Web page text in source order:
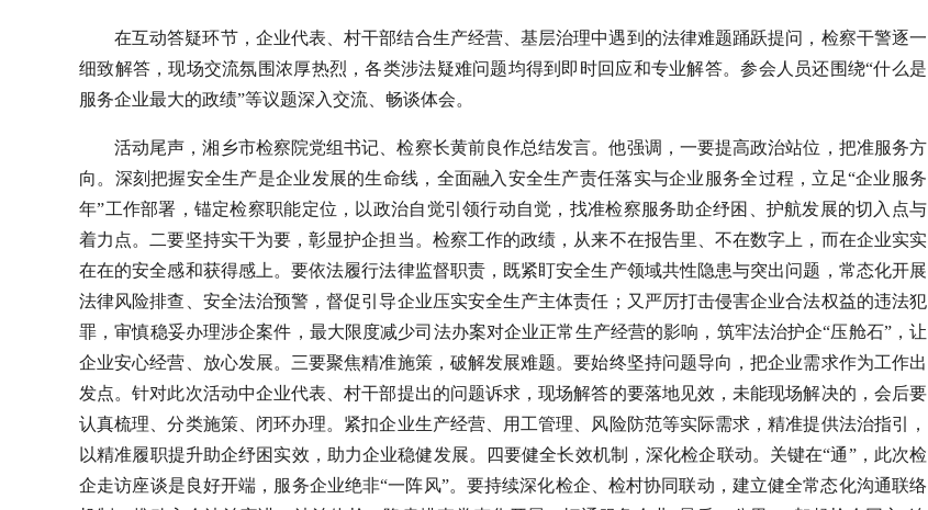
在互动答疑环节，企业代表、村干部结合生产经营、基层治理中遇到的法律难题踊跃提问，检察干警逐一
细致解答，现场交流氛围浓厚热烈，各类涉法疑难问题均得到即时回应和专业解答。参会人员还围绕“什么是
服务企业最大的政绩”等议题深入交流、畅谈体会。
活动尾声，湘乡市检察院党组书记、检察长黄前良作总结发言。他强调，一要提高政治站位，把准服务方
向。深刻把握安全生产是企业发展的生命线，全面融入安全生产责任落实与企业服务全过程，立足“企业服务
年”工作部署，锚定检察职能定位，以政治自觉引领行动自觉，找准检察服务助企纾困、护航发展的切入点与
着力点。二要坚持实干为要，彰显护企担当。检察工作的政绩，从来不在报告里、不在数字上，而在企业实实
在在的安全感和获得感上。要依法履行法律监督职责，既紧盯安全生产领域共性隐患与突出问题，常态化开展
法律风险排查、安全法治预警，督促引导企业压实安全生产主体责任；又严厉打击侵害企业合法权益的违法犯
罪，审慎稳妥办理涉企案件，最大限度减少司法办案对企业正常生产经营的影响，筑牢法治护企“压舱石”，让
企业安心经营、放心发展。三要聚焦精准施策，破解发展难题。要始终坚持问题导向，把企业需求作为工作出
发点。针对此次活动中企业代表、村干部提出的问题诉求，现场解答的要落地见效，未能现场解决的，会后要
认真梳理、分类施策、闭环办理。紧扣企业生产经营、用工管理、风险防范等实际需求，精准提供法治指引，
以精准履职提升助企纾困实效，助力企业稳健发展。四要健全长效机制，深化检企联动。关键在“通”，此次检
企走访座谈是良好开端，服务企业绝非“一阵风”。要持续深化检企、检村协同联动，建立健全常态化沟通联络